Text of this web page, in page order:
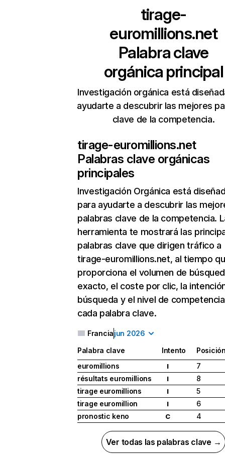
tirage-
euromillions.net
Palabra clave
orgánica principal
Investigación orgánica está
ayudarte a descubrir las mejores
clave de la competencia.
tirage-euromillions.net
Palabras clave orgánicas
principales
Investigación Orgánica está
para ayudarte a descubrir las
palabras clave de la competencia.
herramienta te mostrará las
palabras clave que dirigen tráfico a
tirage-euromillions.net, al tiempo
proporciona el volumen de
exacto, el coste por clic, la
búsqueda y el nivel de
cada palabra clave.
Franciajun 2026
Palabra clave Intento
euromillions
I
7
résultats euromillions
I
8
tirage euromillions
I
5
tirage euromillion
I
6
pronostic keno
C 4
Ver todas las palabras clave →